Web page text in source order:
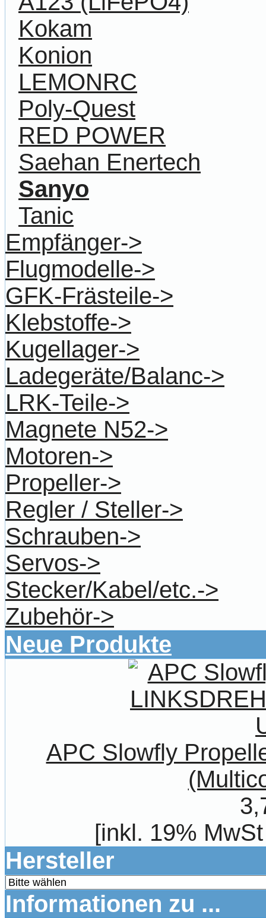
Kokam
Konion
LEMONRC
Poly-Quest
RED POWER
Saehan Enertech
Sanyo
Tanic
Empfänger->
Flugmodelle->
GFK-Frästeile->
Klebstoffe->
Kugellager->
Ladegeräte/Balanc->
LRK-Teile->
Magnete N52->
Motoren->
Propeller->
Regler / Steller->
Schrauben->
Servos->
Stecker/Kabel/etc.->
Zubehör->
Neue Produkte
APC Slowfly
[inkl. 19%
Hersteller
Informationen zu ...